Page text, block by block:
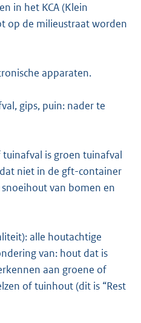
in het KCA (Klein
op de milieustraat worden
apparaten.
gips, puin: nader te
is groen tuinafval
niet in de gft-container
van bomen en
alle houtachtige
van: hout dat is
aan groene of
of tuinhout (dit is “Rest